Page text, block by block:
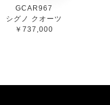
GCAR967
シグノ クオーツ
￥737,000